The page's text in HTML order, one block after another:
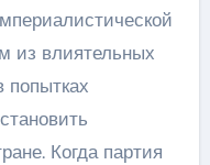
из влиятельных
попытках
Когда партия